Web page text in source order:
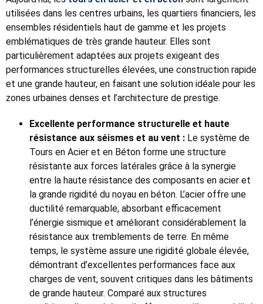
utilisées dans les centres urbains, les quartiers financiers, les
ensembles résidentiels haut de gamme et les projets
emblématiques de très grande hauteur. Elles sont
particulièrement adaptées aux projets exigeant des
performances structurelles élevées, une construction rapide
et une grande hauteur, en faisant une solution idéale pour les
zones urbaines denses et l’architecture de prestige.
Excellente performance structurelle et haute
résistance aux séismes et au vent : Le système de
Tours en Acier et en Béton forme une structure
résistante aux forces latérales grâce à la synergie
entre la haute résistance des composants en acier et
la grande rigidité du noyau en béton. L’acier offre une
ductilité remarquable, absorbant efficacement
l’énergie sismique et améliorant considérablement la
résistance aux tremblements de terre. En même
temps, le système assure une rigidité globale élevée,
démontrant d’excellentes performances face aux
charges de vent, souvent critiques dans les bâtiments
de grande hauteur. Comparé aux structures